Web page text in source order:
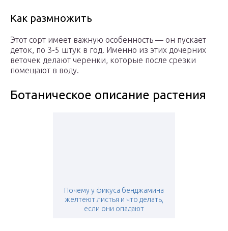
Как размножить
Этот сорт имеет важную особенность — он пускает
деток, по 3-5 штук в год. Именно из этих дочерних
веточек делают черенки, которые после срезки
помещают в воду.
Ботаническое описание растения
Почему у фикуса бенджамина
желтеют листья и что делать,
если они опадают